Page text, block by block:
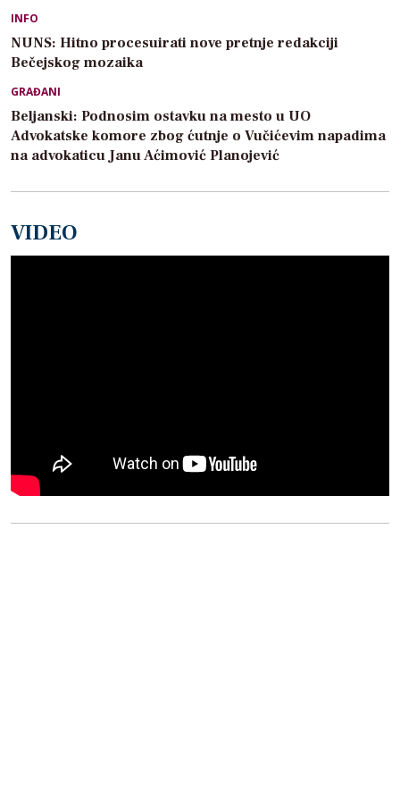
INFO
NUNS: Hitno procesuirati nove pretnje redakciji
Bečejskog mozaika
GRAĐANI
Beljanski: Podnosim ostavku na mesto u UO
Advokatske komore zbog ćutnje o Vučićevim napadima
na advokaticu Janu Aćimović Planojević
VIDEO